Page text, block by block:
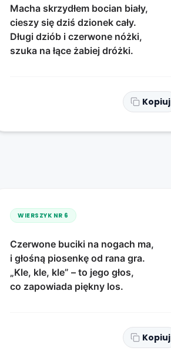
Macha skrzydłem bocian biały,
cieszy się dziś dzionek cały.
Długi dziób i czerwone nóżki,
szuka na łące żabiej dróżki.
Kopiuj
WIERSZYK NR 6
Czerwone buciki na nogach ma,
i głośną piosenkę od rana gra.
„Kle, kle, kle” – to jego głos,
co zapowiada piękny los.
Kopiuj